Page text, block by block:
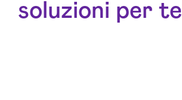
soluzioni per te